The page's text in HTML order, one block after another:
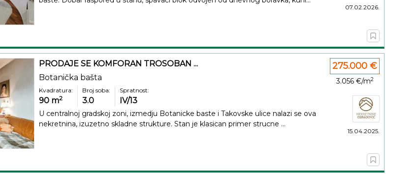
07.02.2026.
PRODAJE SE KOMFORAN TROSOBAN ...
Botanička bašta
Kvadratura:
90 m2
Broj soba:
3.0
Spratnost:
IV/13
U centralnoj gradskoj zoni, izmedju Botanicke baste i Takovske ulice nalazi se ova
nekretnina, izuzetno skladne strukture. Stan je klasican primer strucne ...
275.000 €
3.056 €/m2
15.04.2025.